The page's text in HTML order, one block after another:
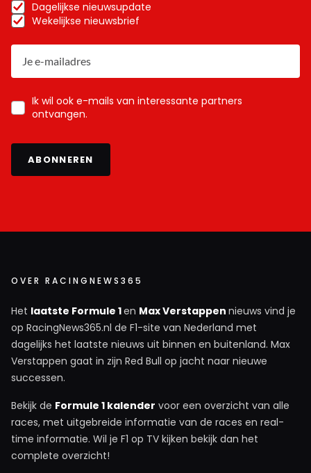
Dagelijkse nieuwsupdate
Wekelijkse nieuwsbrief
Ik wil ook e-mails van interessante partners
ontvangen.
ABONNEREN
OVER RACINGNEWS365
Het laatste Formule 1en Max Verstappen nieuws vind je
op RacingNews365.nl de F1-site van Nederland met
dagelijks het laatste nieuws uit binnen en buitenland. Max
Verstappen gaat in zijn Red Bull op jacht naar nieuwe
successen.
Bekijk de Formule 1 kalender voor een overzicht van alle
races, met uitgebreide informatie van de races en real-
time informatie. Wil je F1 op TV kijken bekijk dan het
complete overzicht!